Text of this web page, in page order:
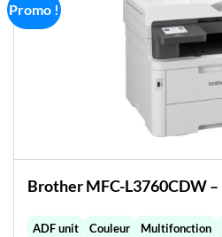
Promo !
Brother MFC-L3760CDW
ADF unit Couleur Multifonction